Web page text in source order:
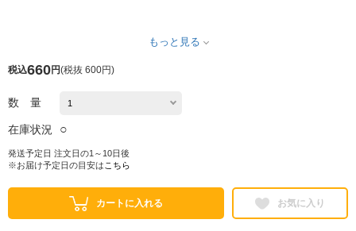
もっと見る
税込660円(税抜 600円)
数 量
在庫状況 ○
発送予定日 注文日の1～10日後
※お届け予定日の目安は こちら
カートに入れる お気に入り